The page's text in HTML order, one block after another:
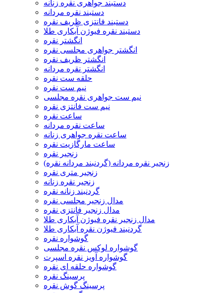
دستبند جواهری نقره زنانه
دستبند نقره مردانه
دستبند فانتزی ظریف نقره
دستبند نقره فیوژن آبکاری طلا
انگشتر نقره
انگشتر جواهری مجلسی نقره
انگشتر ظریف نقره
انگشتر نقره مردانه
حلقه ست نقره
نیم ست نقره
نیم ست جواهری نقره مجلسی
نیم ست فانتزی نقره
ساعت نقره
ساعت نقره مردانه
ساعت نقره جواهری زنانه
ساعت مارگازیت نقره
زنجیر نقره
زنجیر نقره مردانه (گردنبند مردانه نقره)
زنجیر متری نقره
زنجیر نقره زنانه
گردنبند زنانه نقره
مدال زنجیر مجلسی نقره
مدال زنجیر فانتزی نقره
مدال زنجیر نقره فیوژن آبکاری طلا
گردنبند فیوژن نقره آبکاری طلا
گوشواره نقره
گوشواره لوکس نقره مجلسی
گوشواره آویز نقره اسپرت
گوشواره حلقه ای نقره
پرسینگ نقره
پرسینگ گوش نقره